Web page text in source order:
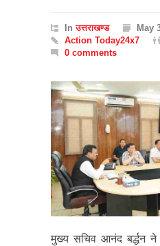
Inउत्तराखण्ड
May
Action Today24x7
0 comments
मुख्य सचिव आनंद बर्द्धन